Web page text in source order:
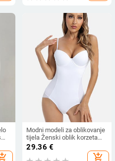
Modni modeli za oblikovanje
tijela Ženski oblik korzeta
Odjeća za mršavljenje Donje
rublje Jednodijelni bodi
29.36 €
add_shopping_cart